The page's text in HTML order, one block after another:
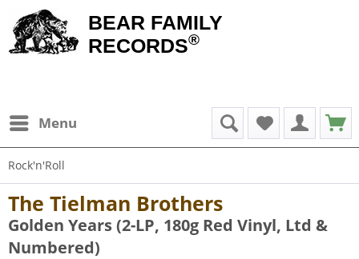
BEAR FAMILY
RECORDS®
Menu
Rock'n'Roll
The Tielman Brothers
Golden Years (2-LP, 180g Red Vinyl, Ltd &
Numbered)